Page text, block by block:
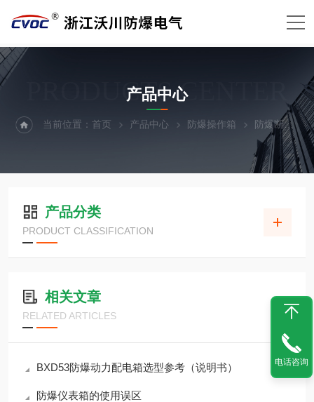
PRODUCTS CENTER
产品中心
当前位置：首页 产品中心 防爆操作箱 防爆断路器操作箱
产品分类
PRODUCT CLASSIFICATION
相关文章
RELATED ARTICLES
BXD53防爆动力配电箱选型参考（说明书）
防爆仪表箱的使用误区
电话咨询